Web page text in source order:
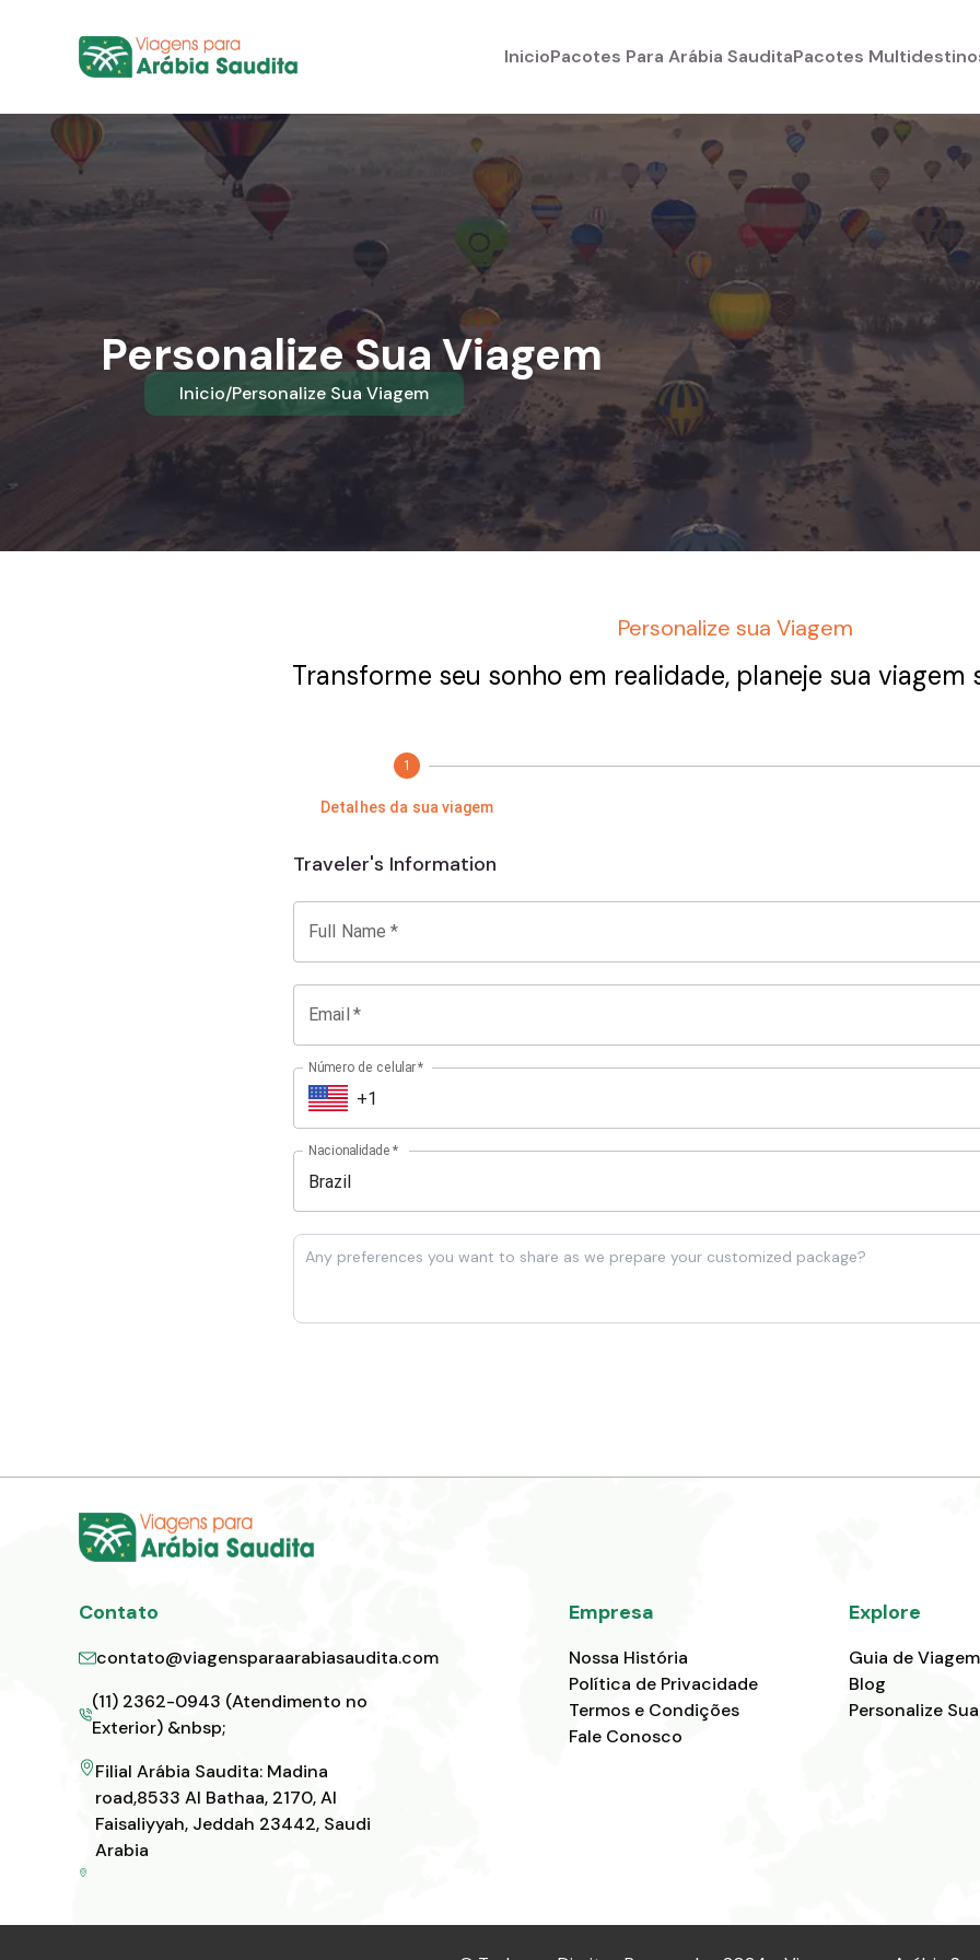
InicioPacotes Para Arábia SauditaPacotes
Personalize Sua Viagem
Inicio/Personalize Sua Viagem
Personalize sua Viagem
Transforme seu sonho em realidade, planeje sua viagem
1
Detalhes da sua viagem
Traveler's Information
Full Name *
Email *
Número de celular*
Nacionalidade *
Contato
contato@viagensparaarabiasaudita.com
(11) 2362-0943 (Atendimento no
Exterior) &nbsp;
Filial Arábia Saudita: Madina
road,8533 Al Bathaa, 2170, Al
Faisaliyyah, Jeddah 23442, Saudi
Arabia
Empresa
Nossa História
Política de Privacidade
Termos e Condições
Fale Conosco
Explore
Guia de Viagem
Blog
Personalize